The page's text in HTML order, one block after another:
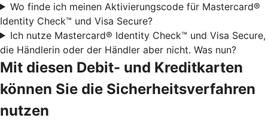
Wo finde ich meinen Aktivierungscode für Mastercard®
Identity Check™ und Visa Secure?
Ich nutze Mastercard® Identity Check™ und Visa Secure,
die Händlerin oder der Händler aber nicht. Was nun?
Mit diesen Debit- und Kreditkarten
können Sie die Sicherheitsverfahren
nutzen